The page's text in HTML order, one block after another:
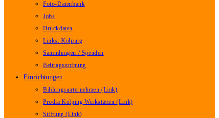
Foto-Datenbank
Jobs
Druckdaten
Links: Kolping
Sammlungen / Spenden
Beitragsordnung
Einrichtungen
Bildungsunternehmen (Link)
Prodia Kolping Werkstätten (Link)
Stiftung (Link)